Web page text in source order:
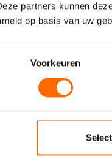
partners kunnen
op basis van uw
VoorkeurenDrachten
Meppel –